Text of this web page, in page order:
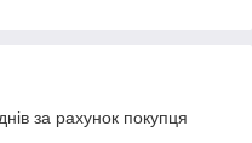
за рахунок покупця